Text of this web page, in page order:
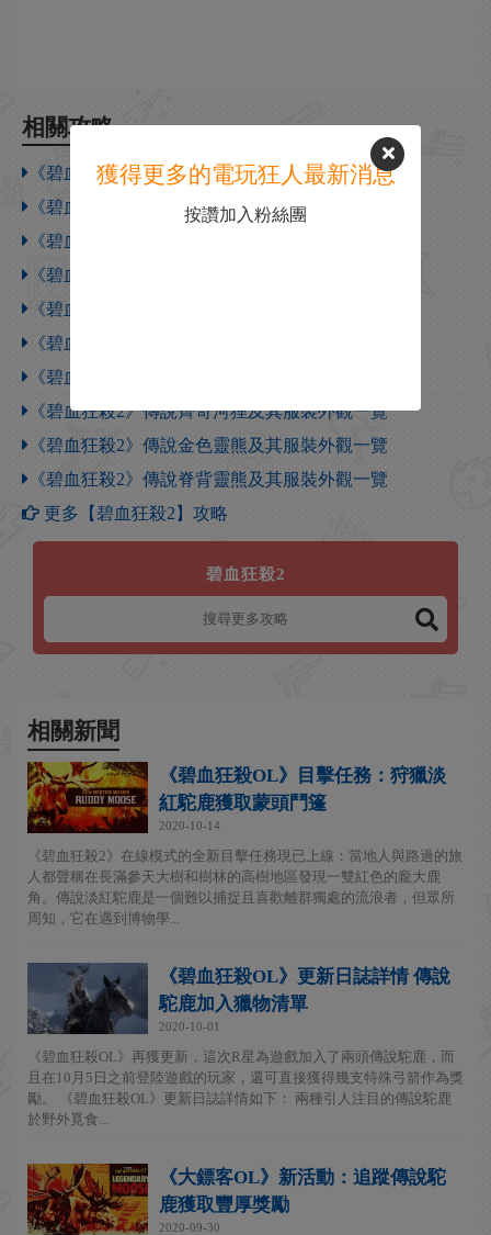
相關攻略
《碧血狂殺2》傳說踏泥公鹿及其服裝外觀一覽
《碧血狂殺2》傳說科基野豬及其服裝外觀一覽
《碧血狂殺2》傳說佩塔野牛及其服裝外觀一覽
《碧血狂殺2》傳說溫延野牛及其服裝外觀一覽
《碧血狂殺2》傳說塔坦卡野牛及其服裝外觀一覽
《碧血狂殺2》傳說黑夜河狸及其服裝外觀一覽
《碧血狂殺2》傳說月光河狸及其服裝外觀一覽
《碧血狂殺2》傳說齊奇河狸及其服裝外觀一覽
《碧血狂殺2》傳說金色靈熊及其服裝外觀一覽
《碧血狂殺2》傳說脊背靈熊及其服裝外觀一覽
更多【碧血狂殺2】攻略
碧血狂殺2
相關新聞
《碧血狂殺OL》目擊任務：狩獵淡
紅駝鹿獲取蒙頭鬥篷
2020-10-14
《碧血狂殺2》在線模式的全新目擊任務現已上線：當地人與路過的旅
人都聲稱在長滿參天大樹和樹林的高樹地區發現一雙紅色的龐大鹿
角。傳說淡紅駝鹿是一個難以捕捉且喜歡離群獨處的流浪者，但眾所
周知，它在遇到博物學...
《碧血狂殺OL》更新日誌詳情 傳說
駝鹿加入獵物清單
2020-10-01
《碧血狂殺OL》再獲更新，這次R星為遊戲加入了兩頭傳說駝鹿，而
且在10月5日之前登陸遊戲的玩家，還可直接獲得幾支特殊弓箭作為獎
勵。 《碧血狂殺OL》更新日誌詳情如下： 兩種引人注目的傳說駝鹿
於野外覓食...
《大鏢客OL》新活動：追蹤傳說駝
鹿獲取豐厚獎勵
2020-09-30
獲得更多的電玩狂人最新消息
按讚加入粉絲團